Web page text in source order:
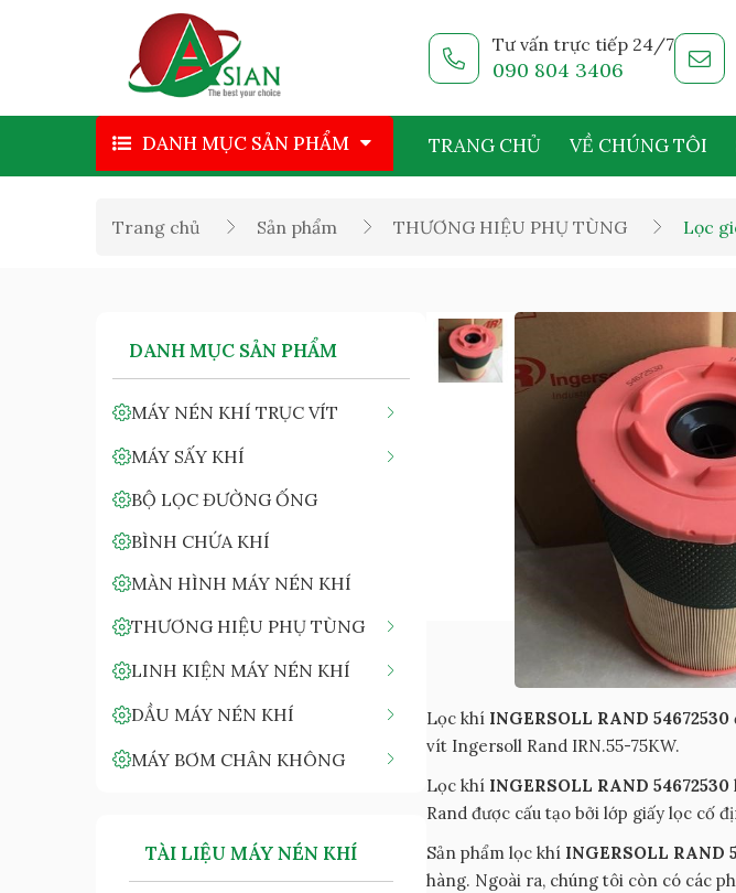
Tư vấn trực tiếp 24/7
090 804 3406
DANH MỤC SẢN PHẨM TRANG CHỦ VỀ CHÚNG TÔI
Trang chủ Sản phẩm THƯƠNG HIỆU PHỤ TÙNG Lọc
DANH MỤC SẢN PHẨM
MÁY NÉN KHÍ TRỤC VÍT
MÁY SẤY KHÍ
BỘ LỌC ĐƯỜNG ỐNG
BÌNH CHỨA KHÍ
MÀN HÌNH MÁY NÉN KHÍ
THƯƠNG HIỆU PHỤ TÙNG
LINH KIỆN MÁY NÉN KHÍ
DẦU MÁY NÉN KHÍ
MÁY BƠM CHÂN KHÔNG
TÀI LIỆU MÁY NÉN KHÍ
Lọc khí INGERSOLL RAND 54672530
vít Ingersoll Rand IRN.55-75KW.
Lọc khí INGERSOLL RAND 54672530
Rand được cấu tạo bởi lớp giấy lọc cố
Sản phẩm lọc khí INGERSOLL RAND
hàng. Ngoài ra, chúng tôi còn có các